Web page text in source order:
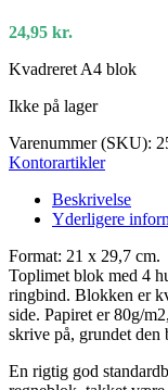
24,95 kr.
Kvadreret A4 blok
Ikke på lager
Varenummer (SKU):
Kontorartikler
Beskrivelse
Yderligere
Format: 21 x 29,7 cm.
Toplimet blok med 4
ringbind. Blokken er
side. Papiret er 80g/
skrive på, grundet den
En rigtig god